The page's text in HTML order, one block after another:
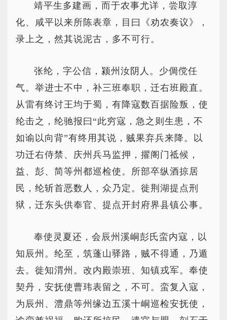
靖平生多建画，而于农事尤详，尝取淳
化、咸平以来所陈表章，目曰《劝农奏议》，
录上之，然其说泥古，多不可行。
张纶，字公信，颍州汝阴人。少倜傥任
气。举进士不中，补三班奉职，迁右班殿直。
从雷有终讨王均于蜀，有降寇数百据险叛，使
纶击之，纶驰报曰“此穷寇，急之则生患，不
如谕以向背”有终用其说，贼果弃兵来降。以
功迁右侍禁、庆州兵马监押，擢阁门祗候，
益、彭、简等州都巡检使。所部卒纵酒掠居
民，纶斩首恶数人，众乃定。徙荆湖提点刑
狱，迁东头供奉官、提点开封府界县镇公事。
奉使灵夏还，会辰州溪峒彭氏蛮内寇，以
知辰州。纶至，筑蓬山驿路，贼不得通，乃遁
去。徙知渭州。改内殿崇班、知镇戎军。奉使
契丹，安抚使曹玮表留之，不可。蛮复入寇，
为辰州、澧鼎等州缘边五溪十峒巡检安抚使，